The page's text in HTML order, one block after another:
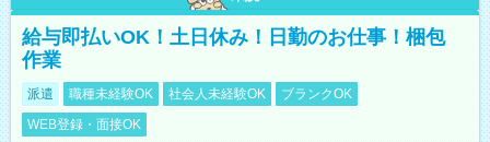
給与即払いOK！土日休み！日勤のお仕事！梱包
作業
派遣 職種未経験OK 社会人未経験OK
ブランクOK
WEB登録・面接OK